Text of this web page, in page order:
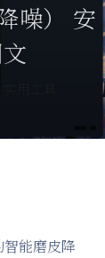
噪） 安
能磨皮降